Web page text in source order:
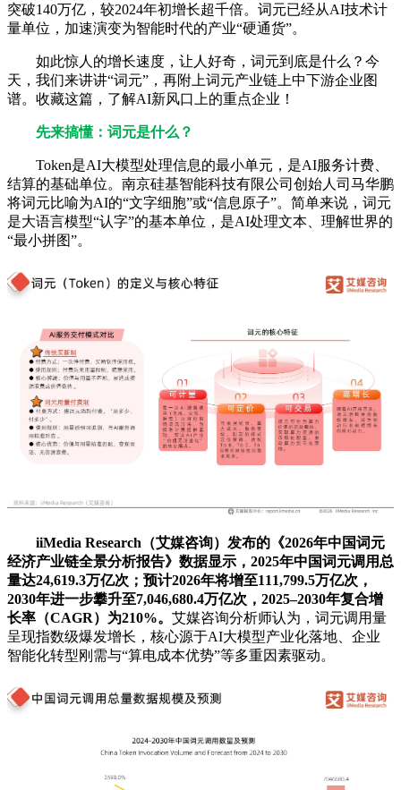
突破140万亿，较2024年初增长超千倍。词元已经从AI技术计
量单位，加速演变为智能时代的产业“硬通货”。
如此惊人的增长速度，让人好奇，词元到底是什么？今
天，我们来讲讲“词元”，再附上词元产业链上中下游企业图
谱。收藏这篇，了解AI新风口上的重点企业！
先来搞懂：词元是什么？
Token是AI大模型处理信息的最小单元，是AI服务计费、
结算的基础单位。南京硅基智能科技有限公司创始人司马华鹏
将词元比喻为AI的“文字细胞”或“信息原子”。简单来说，词元
是大语言模型“认字”的基本单位，是AI处理文本、理解世界的
“最小拼图”。
iiMedia Research（艾媒咨询）发布的《2026年中国词元
经济产业链全景分析报告》数据显示，2025年中国词元调用总
量达24,619.3万亿次；预计2026年将增至111,799.5万亿次，
2030年进一步攀升至7,046,680.4万亿次，2025–2030年复合增
长率（CAGR）为210%。 艾媒咨询分析师认为，词元调用量
呈现指数级爆发增长，核心源于AI大模型产业化落地、企业
智能化转型刚需与“算电成本优势”等多重因素驱动。